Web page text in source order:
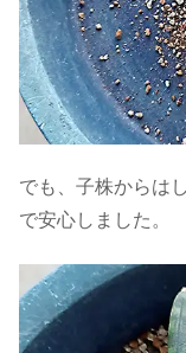
でも、子株からは
で安心しました。